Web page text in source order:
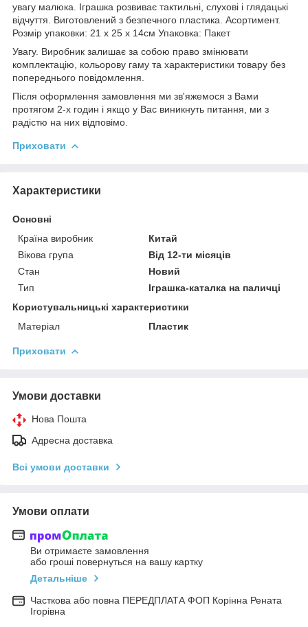
увагу малюка. Іграшка розвиває тактильні, слухові і глядацькі
відчуття. Виготовлений з безпечного пластика. Асортимент.
Розмір упаковки: 21 х 25 х 14см Упаковка: Пакет
Увагу. Виробник залишає за собою право змінювати
комплектацію, кольорову гаму та характеристики товару без
попереднього повідомлення.
Після оформлення замовлення ми зв'яжемося з Вами
протягом 2-х годин і якщо у Вас виникнуть питання, ми з
радістю на них відповімо.
Приховати
Характеристики
Основні
Країна виробник
Китай
Вікова група
Від 12-ти місяців
Стан
Новий
Тип
Іграшка-каталка на паличці
Користувальницькі характеристики
Матеріал
Пластик
Приховати
Умови доставки
Нова Пошта
Адресна доставка
Всі умови доставки
Умови оплати
Ви отримаєте замовлення
або гроші повернуться на вашу картку
Детальніше
Часткова або повна ПЕРЕДПЛАТА ФОП Корінна Рената
Ігорівна